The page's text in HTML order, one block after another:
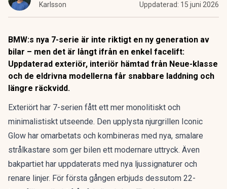
Karlsson
Uppdaterad: 15 juni 2026
BMW:s nya 7-serie är inte riktigt en ny generation av
bilar – men det är långt ifrån en enkel facelift:
Uppdaterad exteriör, interiör hämtad från Neue-klasse
och de eldrivna modellerna får snabbare laddning och
längre räckvidd.
Exteriört har 7-serien fått ett mer monolitiskt och
minimalistiskt utseende. Den upplysta njurgrillen Iconic
Glow har omarbetats och kombineras med nya, smalare
strålkastare som ger bilen ett modernare uttryck. Även
bakpartiet har uppdaterats med nya ljussignaturer och
renare linjer. För första gången erbjuds dessutom 22-